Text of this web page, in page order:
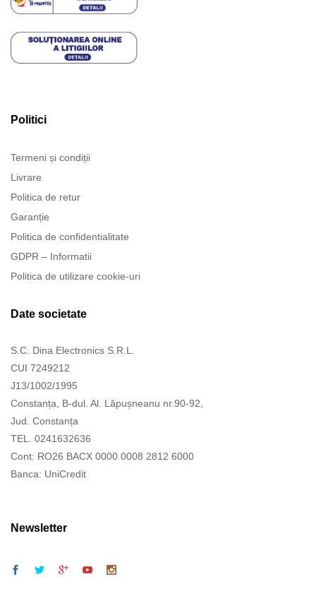
Politici
Termeni și condiții
Livrare
Politica de retur
Garanție
Politica de confidentialitate
GDPR – Informatii
Politica de utilizare cookie-uri
Date societate
S.C. Dina Electronics S.R.L.
CUI 7249212
J13/1002/1995
Constanța, B-dul. Al. Lăpușneanu nr.90-92,
Jud. Constanța
TEL. 0241632636
Cont: RO26 BACX 0000 0008 2812 6000
Banca: UniCredit
Newsletter